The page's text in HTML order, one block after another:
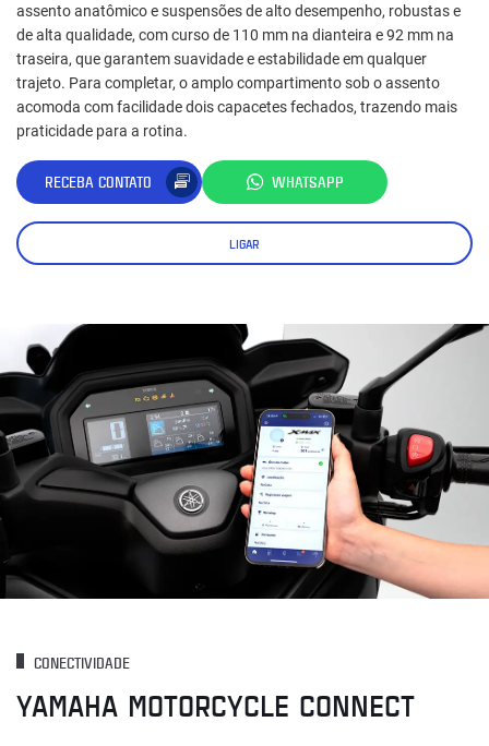
assento anatômico e suspensões de alto desempenho, robustas e
de alta qualidade, com curso de 110 mm na dianteira e 92 mm na
traseira, que garantem suavidade e estabilidade em qualquer
trajeto. Para completar, o amplo compartimento sob o assento
acomoda com facilidade dois capacetes fechados, trazendo mais
praticidade para a rotina.
RECEBA CONTATO WHATSAPP
LIGAR
CONECTIVIDADE
YAMAHA MOTORCYCLE CONNECT